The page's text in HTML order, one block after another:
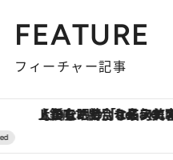
FEATURE
フィーチャー記事
【銀座で出合う最旬美容】美髪ケアや上質な眠り…セルフケアのアップデートから、特別